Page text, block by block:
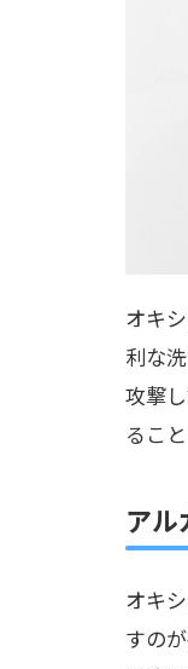
オキ
利な
攻撃
るこ
アル
オキ
すの